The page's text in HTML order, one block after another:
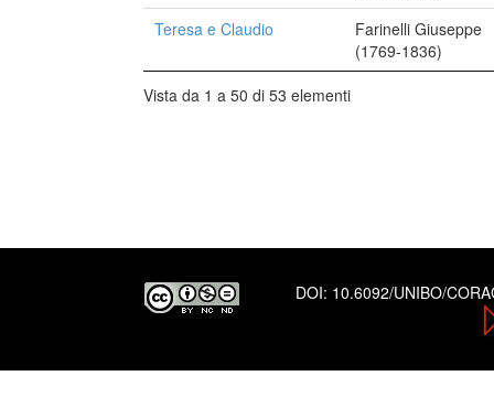
Teresa e Claudio
Farinelli Giuseppe
(1769-1836)
Vista da 1 a 50 di 53 elementi
DOI: 10.6092/UNIBO/